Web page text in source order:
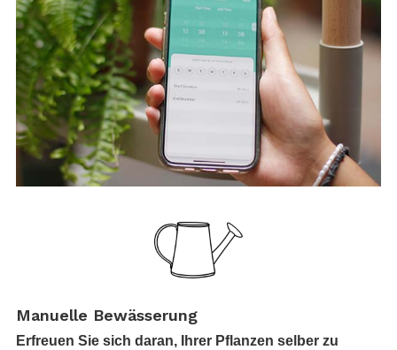
Manuelle Bewässerung
Erfreuen Sie sich daran, Ihrer Pflanzen selber zu